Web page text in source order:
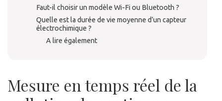
Faut-il choisir un modèle Wi-Fi ou Bluetooth ?
Quelle est la durée de vie moyenne d’un capteur
électrochimique ?
A lire également
Mesure en temps réel de la